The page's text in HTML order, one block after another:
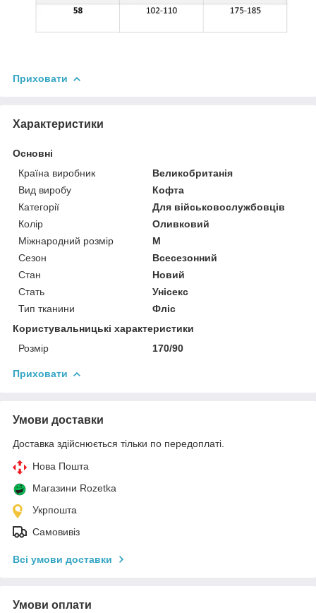
Приховати
Характеристики
Основні
Країна виробник
Великобританія
Вид виробу
Кофта
Категорії
Для військовослужбовців
Колір
Оливковий
Міжнародний розмір
M
Сезон
Всесезонний
Стан
Новий
Стать
Унісекс
Тип тканини
Фліс
Користувальницькі характеристики
Розмір
170/90
Приховати
Умови доставки
Доставка здійснюється тільки по передоплаті.
Нова Пошта
Магазини Rozetka
Укрпошта
Самовивіз
Всі умови доставки
Умови оплати